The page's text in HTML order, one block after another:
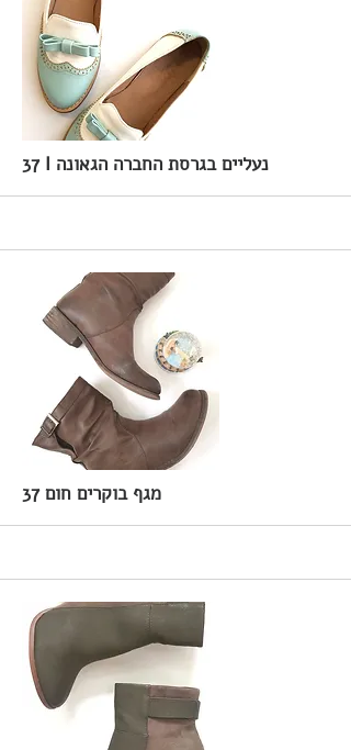
More37 I נעליים בגרסת החברה הגאונה
More37 מגף בוקרים חום